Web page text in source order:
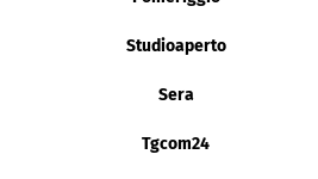
Studioaperto
Sera
Tgcom24